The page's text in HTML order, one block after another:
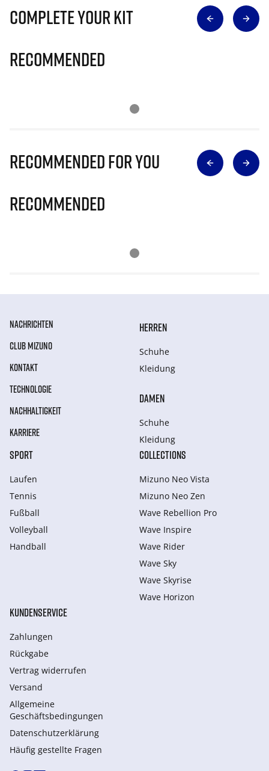
Complete Your Kit
Recommended
Recommended for you
Recommended
NACHRICHTEN
CLUB MIZUNO
KONTAKT
TECHNOLOGIE
NACHHALTIGKEIT
KARRIERE
HERREN
Schuhe
Kleidung
DAMEN
Schuhe
Kleidung
SPORT
Laufen
Tennis
Fußball
Volleyball
Handball
COLLECTIONS
Mizuno Neo Vista
Mizuno Neo Zen
Wave Rebellion Pro
Wave Inspire
Wave Rider
Wave Sky
Wave Skyrise
Wave Horizon
KUNDENSERVICE
Zahlungen
Rückgabe
Vertrag widerrufen
Versand
Allgemeine
Geschäftsbedingungen
Datenschutzerklärung
Häufig gestellte Fragen